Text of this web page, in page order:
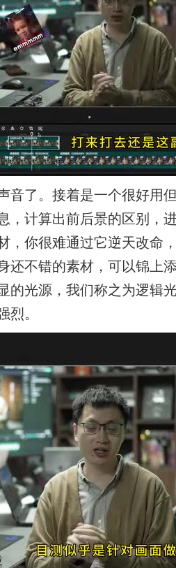
音了。接着是一个很好用
，计算出前后景的区别，
，你很难通过它逆天改命
还不错的素材，可以锦上
的光源，我们称之为逻辑
烈。